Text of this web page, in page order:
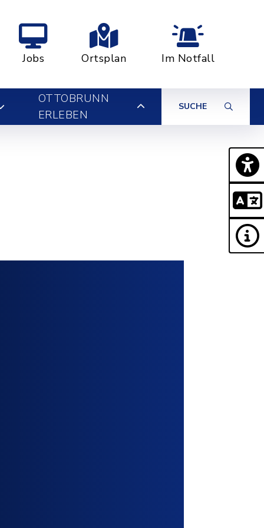
Jobs Ortsplan Im Notfall
OTTOBRUNN
ERLEBEN
SUCHE